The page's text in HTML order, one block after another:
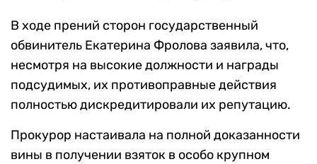
В ходе прений сторон государственный
обвинитель Екатерина Фролова заявила, что,
несмотря на высокие должности и награды
подсудимых, их противоправные действия
полностью дискредитировали их репутацию.
Прокурор настаивала на полной доказанности
вины в получении взяток в особо крупном